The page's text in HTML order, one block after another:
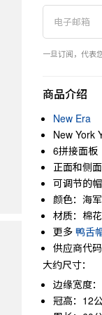
一旦订阅，代表
商品介绍
New Era
New York
6拼接面板
正面和侧
可调节的
颜色：海
材质：棉花
更多 鸭舌
供应商代
大约尺寸：
边缘宽度
冠高：12